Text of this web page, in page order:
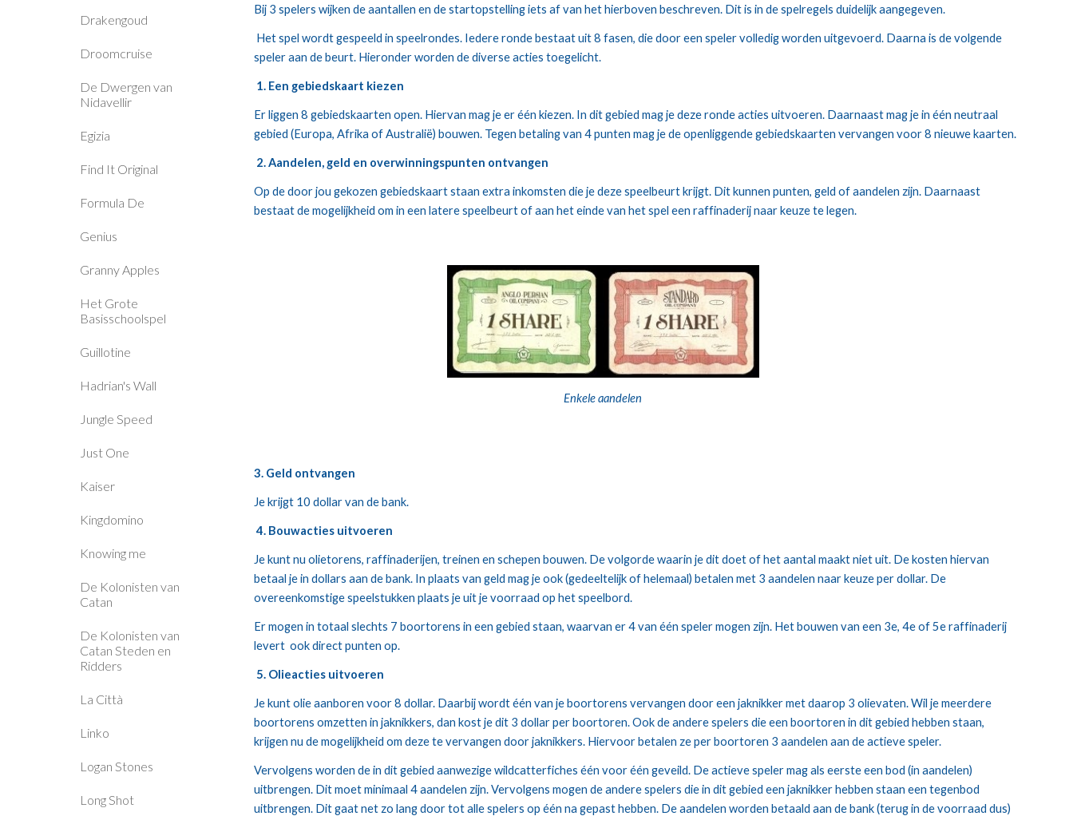
Drakengoud
Droomcruise
De Dwergen van
Nidavellir
Egizia
Find It Original
Formula De
Genius
Granny Apples
Het Grote
Basisschoolspel
Guillotine
Hadrian's Wall
Jungle Speed
Just One
Kaiser
Kingdomino
Knowing me
De Kolonisten van
Catan
De Kolonisten van
Catan Steden en
Ridders
La Città
Linko
Logan Stones
Long Shot
Bij 3 spelers wijken de aantallen en de startopstelling iets af van het hierboven beschreven. Dit is in de spelregels duidelijk aangegeven.
speler aan de beurt. Hieronder worden de diverse acties toegelicht.
1. Een gebiedskaart kiezen
Er liggen 8 gebiedskaarten open. Hiervan mag je er één kiezen. In dit gebied mag je deze ronde acties uitvoeren. Daarnaast mag je in één neutraal
gebied (Europa, Afrika of Australië) bouwen. Tegen betaling van 4 punten mag je de openliggende gebiedskaarten vervangen voor 8 nieuwe kaarten.
2. Aandelen, geld en overwinningspunten ontvangen
Op de door jou gekozen gebiedskaart staan extra inkomsten die je deze speelbeurt krijgt. Dit kunnen punten, geld of aandelen zijn. Daarnaast
bestaat de mogelijkheid om in een latere speelbeurt of aan het einde van het spel een raffinaderij naar keuze te legen.
Enkele aandelen
3. Geld ontvangen
Je krijgt 10 dollar van de bank.
4. Bouwacties uitvoeren
Je kunt nu olietorens, raffinaderijen, treinen en schepen bouwen. De volgorde waarin je dit doet of het aantal maakt niet uit. De kosten hiervan
betaal je in dollars aan de bank. In plaats van geld mag je ook (gedeeltelijk of helemaal) betalen met 3 aandelen naar keuze per dollar. De
overeenkomstige speelstukken plaats je uit je voorraad op het speelbord.
Er mogen in totaal slechts 7 boortorens in een gebied staan, waarvan er 4 van één speler mogen zijn. Het bouwen van een 3e, 4e of 5e raffinaderij
levert  ook direct punten op.
5. Olieacties uitvoeren
Je kunt olie aanboren voor 8 dollar. Daarbij wordt één van je boortorens vervangen door een jaknikker met daarop 3 olievaten. Wil je meerdere
boortorens omzetten in jaknikkers, dan kost je dit 3 dollar per boortoren. Ook de andere spelers die een boortoren in dit gebied hebben staan,
krijgen nu de mogelijkheid om deze te vervangen door jaknikkers. Hiervoor betalen ze per boortoren 3 aandelen aan de actieve speler.
Vervolgens worden de in dit gebied aanwezige wildcatterfiches één voor één geveild. De actieve speler mag als eerste een bod (in aandelen)
uitbrengen. Dit moet minimaal 4 aandelen zijn. Vervolgens mogen de andere spelers die in dit gebied een jaknikker hebben staan een tegenbod
uitbrengen. Dit gaat net zo lang door tot alle spelers op één na gepast hebben. De aandelen worden betaald aan de bank (terug in de voorraad dus)